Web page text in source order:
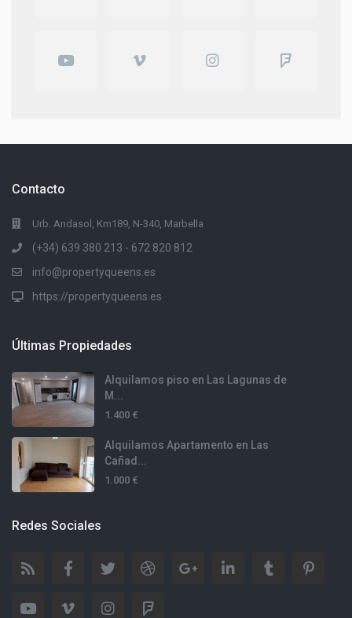
Contacto
Urb. Andasol, Km189, N-340, Marbella
(+34) 639 380 213 - 672 820 812
info@propertyqueens.es
https://propertyqueens.es
Últimas Propiedades
Alquilamos piso en Las Lagunas de
M...
1.400 €
Alquilamos Apartamento en Las
Cañad...
1.000 €
Redes Sociales